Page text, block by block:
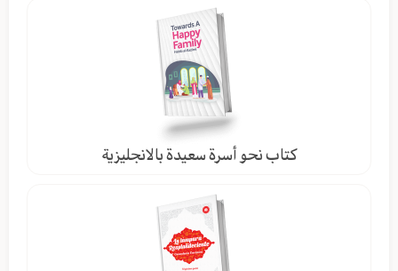
كتاب نحو أسرة سعيدة بالانجليزية